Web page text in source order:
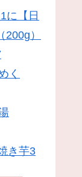
に【日
）
く
き芋3